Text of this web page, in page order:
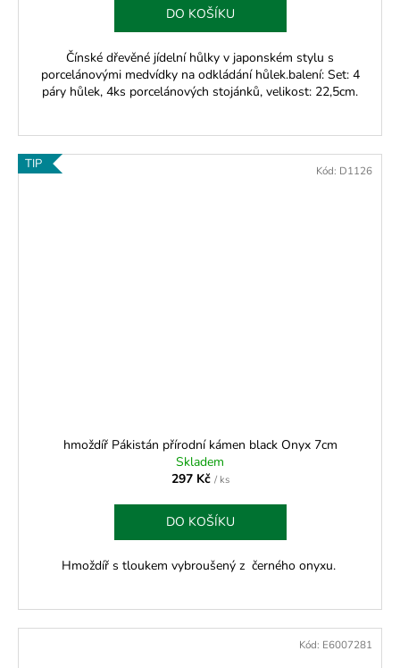
DO KOŠÍKU
Čínské dřevěné jídelní hůlky v japonském stylu s
porcelánovými medvídky na odkládání hůlek.balení: Set: 4
páry hůlek, 4ks porcelánových stojánků, velikost: 22,5cm.
TIP
hmoždíř Pákistán přírodní kámen black Onyx 7cm
Skladem
297 Kč / ks
DO KOŠÍKU
Hmoždíř s tloukem vybroušený z černého onyxu.
Kód: D1126
Kód: E6007281